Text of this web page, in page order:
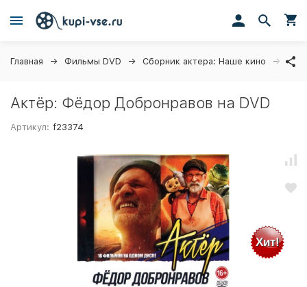
Главная Фильмы DVD Сборник актера: Наше кино
Актёр: Фёдор Добронравов на DVD
Артикул: f23374
Хит!